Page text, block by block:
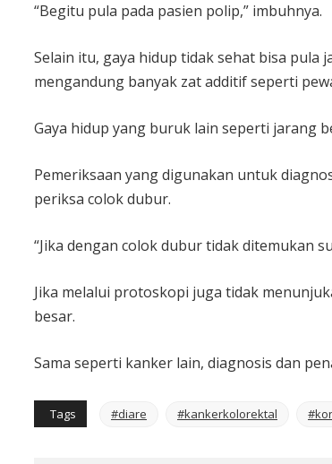
“Begitu pula pada pasien polip,” imbuhnya.
Selain itu, gaya hidup tidak sehat bisa pula
mengandung banyak zat additif seperti
Gaya hidup yang buruk lain seperti jarang
Pemeriksaan yang digunakan untuk
periksa colok dubur.
“Jika dengan colok dubur tidak ditemukan
Jika melalui protoskopi juga tidak
besar.
Sama seperti kanker lain, diagnosis dan
Tags #diare #kankerkolorektal